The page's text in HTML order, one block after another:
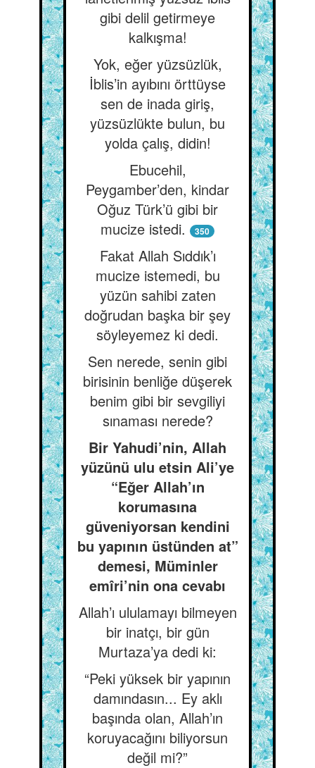
gibi delil getirmeye
kalkışma!
Yok, eğer yüzsüzlük,
İblis’in ayıbını örttüyse
sen de inada giriş,
yüzsüzlükte bulun, bu
yolda çalış, didin!
Ebucehil,
Peygamber’den, kindar
Oğuz Türk’ü gibi bir
mucize istedi.
350
Fakat Allah Sıddık’ı
mucize istemedi, bu
yüzün sahibi zaten
doğrudan başka bir şey
söyleyemez ki dedi.
Sen nerede, senin gibi
birisinin benliğe düşerek
benim gibi bir sevgiliyi
sınaması nerede?
Bir Yahudi’nin, Allah
yüzünü ulu etsin Ali’ye
“Eğer Allah’ın
korumasına
güveniyorsan kendini
bu yapının üstünden at”
demesi, Müminler
emîri’nin ona cevabı
Allah’ı ululamayı bilmeyen
bir inatçı, bir gün
Murtaza’ya dedi ki:
“Peki yüksek bir yapının
damındasın... Ey aklı
başında olan, Allah’ın
koruyacağını biliyorsun
değil mi?”